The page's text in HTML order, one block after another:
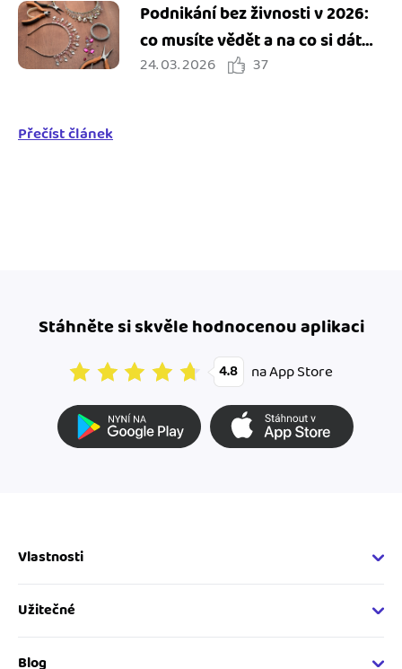
Podnikání bez živnosti v 2026:
co musíte vědět a na co si dát
pozor
24. 03. 2026 37
Přečíst článek
Stáhněte si skvěle hodnocenou aplikaci
4.8 na App Store
Vlastnosti
Fakturační vlastnosti
Online fakturace
Užitečné
Nápověda
Vývojářský web
Blog